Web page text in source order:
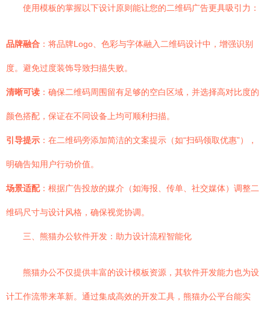
使用模板的掌握以下设计原则能让您的二维码广告更具吸引力：
品牌融合 ：将品牌Logo、色彩与字体融入二维码设计中，增强识别
度。避免过度装饰导致扫描失败。
清晰可读 ：确保二维码周围留有足够的空白区域，并选择高对比度的
颜色搭配，保证在不同设备上均可顺利扫描。
引导提示 ：在二维码旁添加简洁的文案提示（如“扫码领取优惠”），
明确告知用户行动价值。
场景适配：根据广告投放的媒介（如海报、传单、社交媒体）调整二
维码尺寸与设计风格，确保视觉协调。
三、熊猫办公软件开发：助力设计流程智能化
熊猫办公不仅提供丰富的设计模板资源，其软件开发能力也为设
计工作流带来革新。通过集成高效的开发工具，熊猫办公平台能实